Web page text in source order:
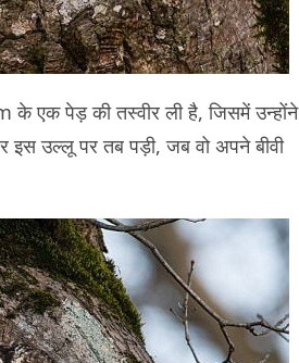
एक पेड़ की तस्वीर ली है, जिसमें उन्होंने
उल्लू पर तब पड़ी, जब वो अपने बीवी